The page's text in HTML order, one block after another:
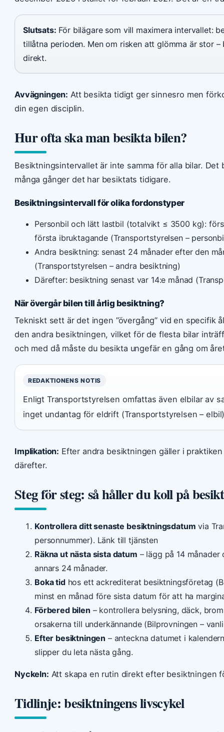
Slutsats: För bilägare som vill maximera intervallet:
tillåtna perioden. Men om risken att glömma är stor
direkt.
Avvägningen: Att besikta tidigt ger sinnesro men
din egen disciplin.
Hur ofta ska man besikta bilen?
Besiktningsintervallet är inte samma för alla bilar.
många gånger det har besiktats tidigare.
Besiktningsintervall för olika fordonstyper
Personbil och lätt lastbil (totalvikt ≤ 3500 kg):
första ibruktagande (Transportstyrelsen –
Andra besiktning: senast 24 månader efter den
(Transportstyrelsen – andra besiktning)
Därefter: besiktning senast var 14:e månad
När övergår bilen till årlig besiktning?
Tekniskt sett är det ingen ”övergång” vid en specifik
den andra besiktningen, vilket för de flesta bilar
och med då måste du besikta ungefär en gång om
REDAKTIONENS NOTIS
Enligt Transportstyrelsen omfattas även elbilar av
inget undantag för eldrift (Transportstyrelsen –
Implikation: Efter andra besiktningen gäller i
därefter.
Steg för steg: så håller du koll på
Kontrollera ditt senaste besiktningsdatum via
personnummer). Länk till tjänsten
Räkna ut nästa sista datum – lägg på 14
annars 24 månader.
Boka tidhos ett ackrediterat besiktningsföretag
minst en månad före sista datum för att ha
Förbered bilen – kontrollera belysning, däck,
orsakerna till underkännande (Bilprovningen –
Efter besiktningen – anteckna datumet i
slipper du leta nästa gång.
Nyckeln: Att skapa en rutin direkt efter besiktningen
Tidlinje: besiktningens livscykel